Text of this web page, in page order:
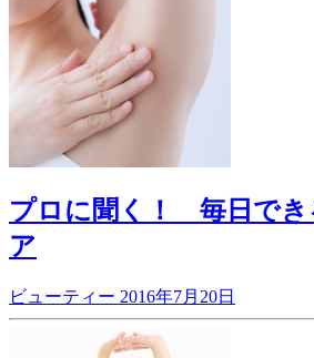
プロに聞く！ 毎日でき
ア
ビューティー 2016年7月20日